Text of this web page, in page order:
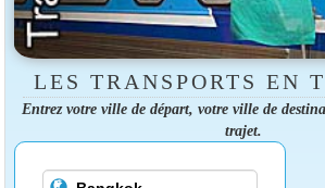
LES TRANSPORTS EN
Entrez votre ville de départ, votre ville de
trajet.